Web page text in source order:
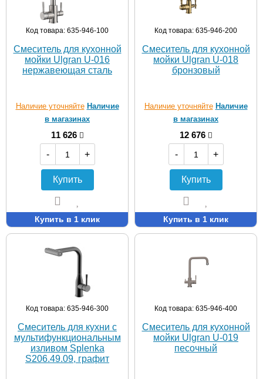
Код товара: 635-946-100
Смеситель для кухонной
мойки Ulgran U-016
нержавеющая сталь
Наличие уточняйте Наличие
в магазинах
11 626
-
+
Купить
Купить в 1 клик
Код товара: 635-946-200
Смеситель для кухонной
мойки Ulgran U-018
бронзовый
Наличие уточняйте Наличие
в магазинах
12 676
-
+
Купить
Купить в 1 клик
Код товара: 635-946-300
Смеситель для кухни с
мультифункциональным
изливом Splenka
S206.49.09, графит
Код товара: 635-946-400
Смеситель для кухонной
мойки Ulgran U-019
песочный